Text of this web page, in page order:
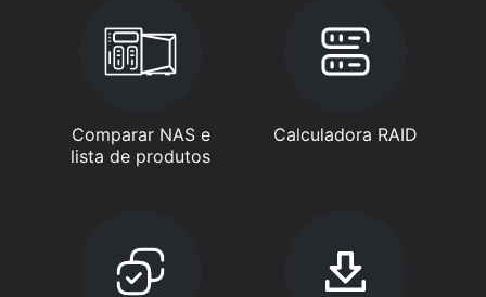
Comparar NAS e
lista de produtos
Calculadora RAID